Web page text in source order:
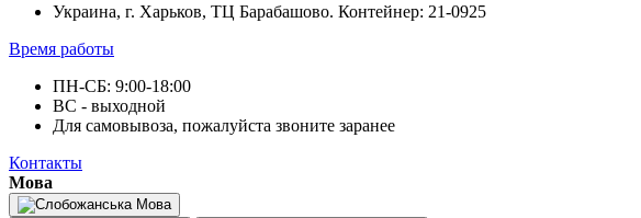
Украина, г. Харьков, ТЦ Барабашово. Контейнер: 21-0925
Время работы
ПН-СБ: 9:00-18:00
ВС - выходной
Для самовывоза, пожалуйста звоните заранее
Контакты
Мова
Мова